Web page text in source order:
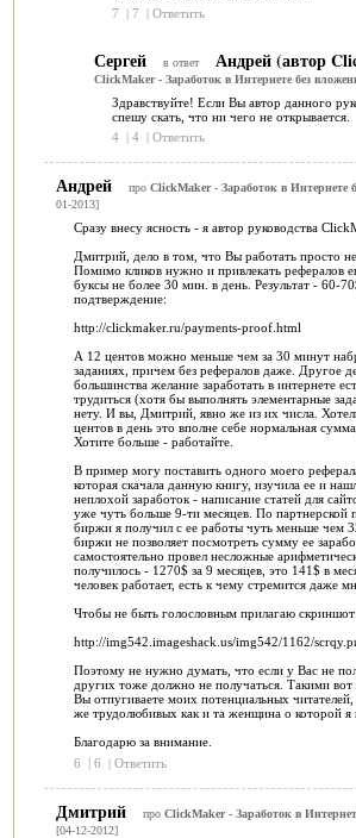
7
| 7 | Ответить
Сергей в ответ Андрей (автор
ClickMaker - Заработок в Интернете без
Здравствуйте! Если Вы автор данного
спешу скать, что ни чего не открывается.
4 | 4 | Ответить
Андрей про ClickMaker - Заработок в Интернете
01-2013]
Сразу внесу ясность - я автор руководства
Дмитрий, дело в том, что Вы работать просто не
Помимо кликов нужно и привлекать рефералов
буксы не более 30 мин. в день. Результат - 60-
подтверждение:
http://clickmaker.ru/payments-proof.html
А 12 центов можно меньше чем за 30 минут
заданиях, причем без рефералов даже. Другое
большинства желание заработать в интернете
трудиться (хотя бы выполнять элементарные
нету. И вы, Дмитрий, явно же из их числа.
центов в день это вполне себе нормальная сумма
Хотите больше - работайте.
В пример могу поставить одного моего
которая скачала данную книгу, изучила ее и
неплохой заработок - написание статей для
уже чуть больше 9-ти месяцев. По партнерской
биржи я получил с ее работы чуть меньше чем
биржи не позволяет посмотреть сумму ее
самостоятельно провел несложные
получилось - 1270$ за 9 месяцев, это 141$ в
человек работает, есть к чему стремится даже
Чтобы не быть голословным прилагаю скриншот:
http://img542.imageshack.us/img542/1162/
Поэтому не нужно думать, что если у Вас не
других тоже должно не получаться. Такими
Вы отпугиваете моих потенциальных
же трудолюбивых как и та женщина о которой я
Благодарю за внимание.
6
| 6 | Ответить
Дмитрий про ClickMaker - Заработок в
[04-12-2012]